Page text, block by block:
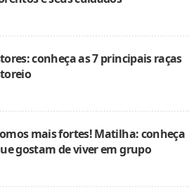
conheça as 7 principais raças
mais fortes! Matilha: conheça
gostam de viver em grupo